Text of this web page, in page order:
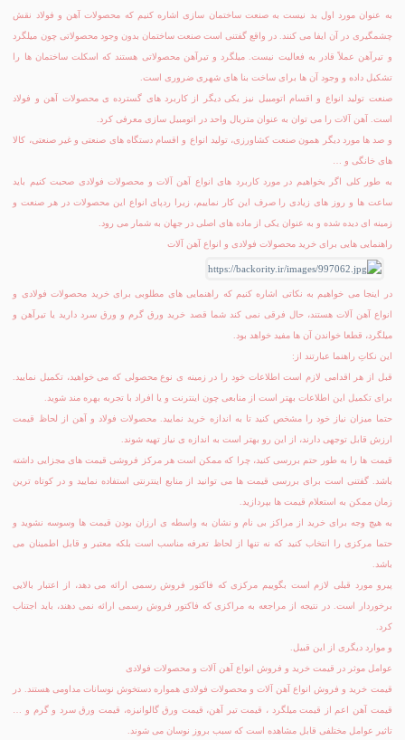
به عنوان مورد اول بد نیست به صنعت ساختمان سازی اشاره کنیم که محصولات آهن و فولاد نقش
چشمگیری در آن ایفا می کنند. در واقع گفتنی است صنعت ساختمان بدون وجود محصولاتی چون میلگرد
و تیرآهن عملاً قادر به فعالیت نیست. میلگرد و تیرآهن محصولاتی هستند که اسکلت ساختمان ها را
تشکیل داده و وجود آن ها برای ساخت بنا های شهری ضروری است.
صنعت تولید انواع و اقسام اتومبیل نیز یکی دیگر از کاربرد های گسترده ی محصولات آهن و فولاد
است. آهن آلات را می توان به عنوان متریال واحد در اتومبیل سازی معرفی کرد.
و صد ها مورد دیگر همون صنعت کشاورزی، تولید انواع و اقسام دستگاه های صنعتی و غیر صنعتی، کالا
های خانگی و …
به طور کلی اگر بخواهیم در مورد کاربرد های انواع آهن آلات و محصولات فولادی صحبت کنیم باید
ساعت ها و روز های زیادی را صرف این کار نماییم، زیرا ردپای انواع این محصولات در هر صنعت و
زمینه ای دیده شده و به عنوان یکی از ماده های اصلی در جهان به شمار می رود.
راهنمایی هایی برای خرید محصولات فولادی و انواع آهن آلات
در اینجا می خواهیم به نکاتی اشاره کنیم که راهنمایی های مطلوبی برای خرید محصولات فولادی و
انواع آهن آلات هستند، حال فرقی نمی کند شما قصد خرید ورق گرم و ورق سرد دارید یا تیرآهن و
میلگرد، قطعا خواندن آن ها مفید خواهد بود.
این نکاتِ راهنما عبارتند از:
قبل از هر اقدامی لازم است اطلاعات خود را در زمینه ی نوع محصولی که می خواهید، تکمیل نمایید.
برای تکمیل این اطلاعات بهتر است از منابعی چون اینترنت و یا افراد با تجربه بهره مند شوید.
حتما میزان نیاز خود را مشخص کنید تا به اندازه خرید نمایید. محصولات فولاد و آهن از لحاظ قیمت
ارزش قابل توجهی دارند، از این رو بهتر است به اندازه ی نیاز تهیه شوند.
قیمت ها را به طور حتم بررسی کنید، چرا که ممکن است هر مرکز فروشی قیمت های مجزایی داشته
باشد. گفتنی است برای بررسی قیمت ها می توانید از منابع اینترنتی استفاده نمایید و در کوتاه ترین
زمان ممکن به استعلام قیمت ها بپردازید.
به هیچ وجه برای خرید از مراکز بی نام و نشان به واسطه ی ارزان بودن قیمت ها وسوسه نشوید و
حتما مرکزی را انتخاب کنید که نه تنها از لحاظ تعرفه مناسب است بلکه معتبر و قابل اطمینان می
باشد.
پیرو مورد قبلی لازم است بگوییم مرکزی که فاکتور فروش رسمی ارائه می دهد، از اعتبار بالایی
برخوردار است. در نتیجه از مراجعه به مراکزی که فاکتور فروش رسمی ارائه نمی دهند، باید اجتناب
کرد.
و موارد دیگری از این قبیل.
عوامل موثر در قیمت خرید و فروش انواع آهن آلات و محصولات فولادی
قیمت خرید و فروش انواع آهن آلات و محصولات فولادی همواره دستخوش نوسانات مداومی هستند. در
قیمت آهن اعم از قیمت ميلگرد ، قیمت تیر آهن، قیمت ورق گالوانیزه، قیمت ورق سرد و گرم و …
تاثیر عوامل مختلفی قابل مشاهده است که سبب بروز نوسان می شوند‌.